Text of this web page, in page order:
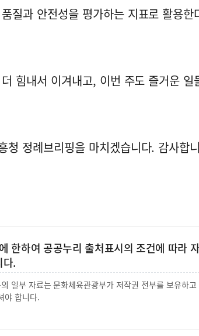
질과 안전성을 평가하는 지표로 활용한
힘내서 이겨내고, 이번 주도 즐거운 일
청 정례브리핑을 마치겠습니다. 감사합
한하여 공공누리 출처표시의 조건에 따라
다.
일부 자료는 문화체육관광부가 저작권 전부를 보유하
야 합니다.